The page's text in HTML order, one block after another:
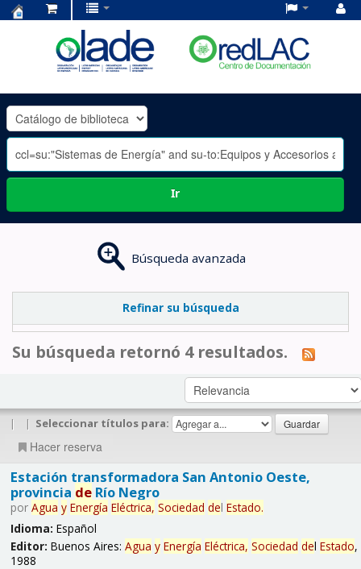
OLADE
-
Ir
Búsqueda avanzada
Refinar su búsqueda
Su búsqueda retornó 4 resultados.
| | Seleccionar títulos para:
Hacer reserva
Estación transformadora San Antonio Oeste,
provincia deRío Negro
por Agua y Energía Eléctrica, Sociedad del Estado.
Idioma: Español
Editor: Buenos Aires: Agua y Energía Eléctrica, Sociedad del Estado,
1988